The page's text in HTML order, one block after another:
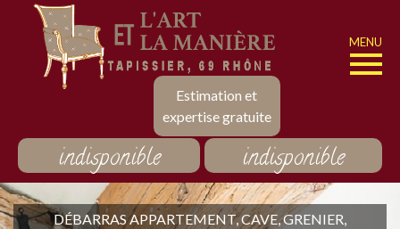
Estimation et
expertise gratuite
MENU
indisponible indisponible
DÉBARRAS APPARTEMENT, CAVE, GRENIER,